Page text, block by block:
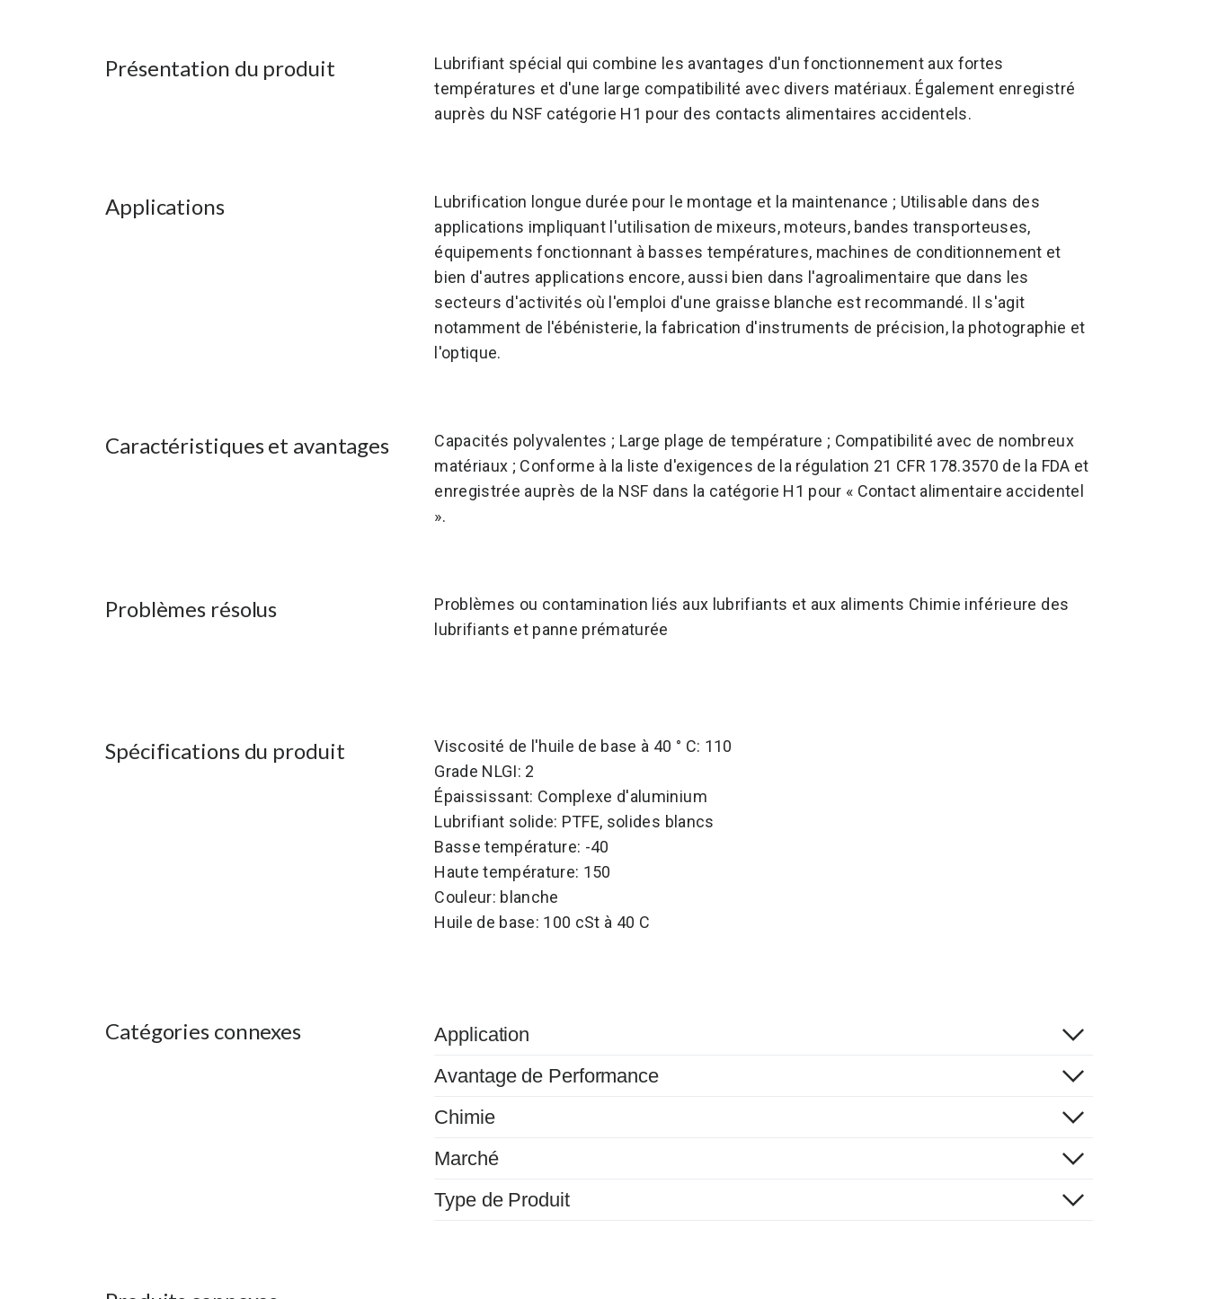
Présentation du produit
Lubrifiant spécial qui combine les avantages d'un fonctionnement aux fortes
températures et d'une large compatibilité avec divers matériaux. Également enregistré
auprès du NSF catégorie H1 pour des contacts alimentaires accidentels.
Applications
Lubrification longue durée pour le montage et la maintenance ; Utilisable dans des
applications impliquant l'utilisation de mixeurs, moteurs, bandes transporteuses,
équipements fonctionnant à basses températures, machines de conditionnement et
bien d'autres applications encore, aussi bien dans l'agroalimentaire que dans les
secteurs d'activités où l'emploi d'une graisse blanche est recommandé. Il s'agit
notamment de l'ébénisterie, la fabrication d'instruments de précision, la photographie et
l'optique.
Caractéristiques et avantages
Capacités polyvalentes ; Large plage de température ; Compatibilité avec de nombreux
matériaux ; Conforme à la liste d'exigences de la régulation 21 CFR 178.3570 de la FDA et
enregistrée auprès de la NSF dans la catégorie H1 pour « Contact alimentaire accidentel
».
Problèmes résolus
Problèmes ou contamination liés aux lubrifiants et aux aliments Chimie inférieure des
lubrifiants et panne prématurée
Spécifications du produit
Viscosité de l'huile de base à 40 ° C: 110
Grade NLGI: 2
Épaississant: Complexe d'aluminium
Lubrifiant solide: PTFE, solides blancs
Basse température: -40
Haute température: 150
Couleur: blanche
Huile de base: 100 cSt à 40 C
Catégories connexes
Application
Avantage de Performance
Chimie
Marché
Type de Produit